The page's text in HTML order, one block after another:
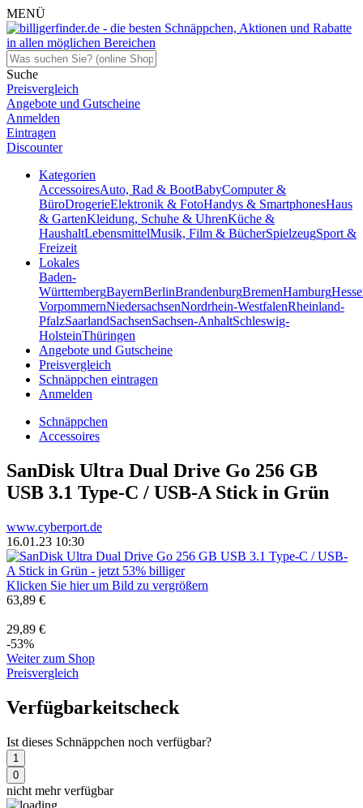
MENÜ
Suche
Preisvergleich
Angebote und Gutscheine
Anmelden
Eintragen
Discounter
Kategorien
AccessoiresAuto, Rad & BootBabyComputer &
BüroDrogerieElektronik & FotoHandys & SmartphonesHaus
& GartenKleidung, Schuhe & UhrenKüche &
HaushaltLebensmittelMusik, Film & BücherSpielzeugSport &
Freizeit
Lokales
Baden-
WürttembergBayernBerlinBrandenburgBremenHamburg
VorpommernNiedersachsenNordrhein-WestfalenRheinland-
PfalzSaarlandSachsenSachsen-AnhaltSchleswig-
HolsteinThüringen
Angebote und Gutscheine
Preisvergleich
Schnäppchen eintragen
Anmelden
Schnäppchen
Accessoires
SanDisk Ultra Dual Drive Go 256 GB
USB 3.1 Type-C / USB-A Stick in Grün
www.cyberport.de
16.01.23 10:30
Klicken Sie hier um Bild zu vergrößern
63,89 €
29,89 €
-53%
Weiter zum Shop
Preisvergleich
Verfügbarkeitscheck
Ist dieses Schnäppchen noch verfügbar?
1
0
nicht mehr verfügbar